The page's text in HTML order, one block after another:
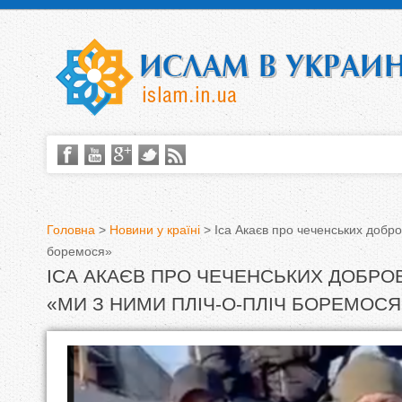
В
є
Головна > Новини у країні > Іса Акаєв про чеченських
боремося»
ІСА АКАЄВ ПРО ЧЕЧЕНСЬКИХ
«МИ З НИМИ ПЛІЧ-О-ПЛІЧ